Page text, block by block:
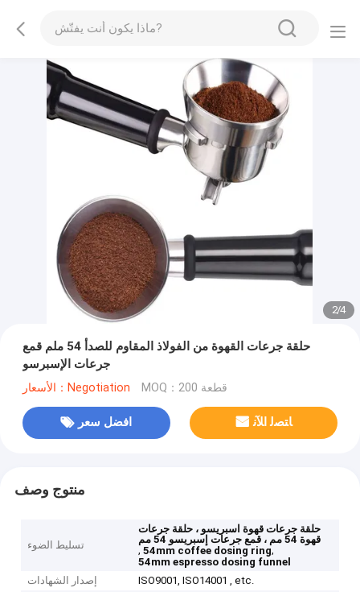
2/4
حلقة جرعات القهوة من الفولاذ المقاوم للصدأ 54 ملم قمع
جرعات الإسبرسو
الأسعار：Negotiation MOQ：200 قطعة
افضل سعر ﺎﺘﺼﻟ ﺍﻶﻧ
منتوج وصف
تسليط الضوء
حلقة جرعات قهوة اسبريسو ، حلقة جرعات
قهوة 54 مم ، قمع جرعات إسبريسو 54 مم
,54mm coffee dosing ring,
54mm espresso dosing funnel
إصدار الشهادات
ISO9001, ISO14001 , etc.